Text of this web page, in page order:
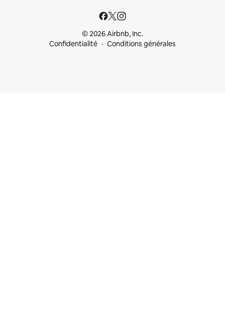
© 2026 Airbnb, Inc.
Confidentialité
Conditions générales